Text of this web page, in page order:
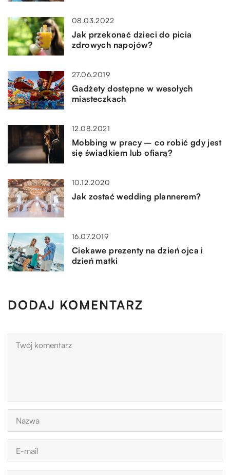
08.03.2022
Jak przekonać dzieci do picia
zdrowych napojów?
27.06.2019
Gadżety dostępne w wesołych
miasteczkach
12.08.2021
Mobbing w pracy – co robić gdy jest
się świadkiem lub ofiarą?
10.12.2020
Jak zostać wedding plannerem?
16.07.2019
Ciekawe prezenty na dzień ojca i
dzień matki
DODAJ KOMENTARZ